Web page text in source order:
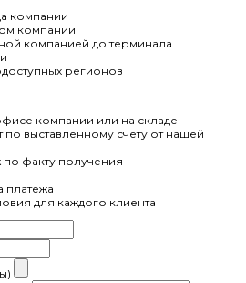
компании
компании
компанией до терминала
регионов
компании или на складе
по выставленному счету от нашей
факту получения
платежа
для каждого клиента